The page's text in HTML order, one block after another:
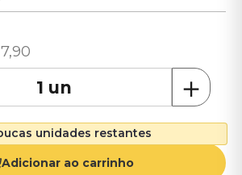
7,90
＋
unidades restantes
Adicionar ao carrinho